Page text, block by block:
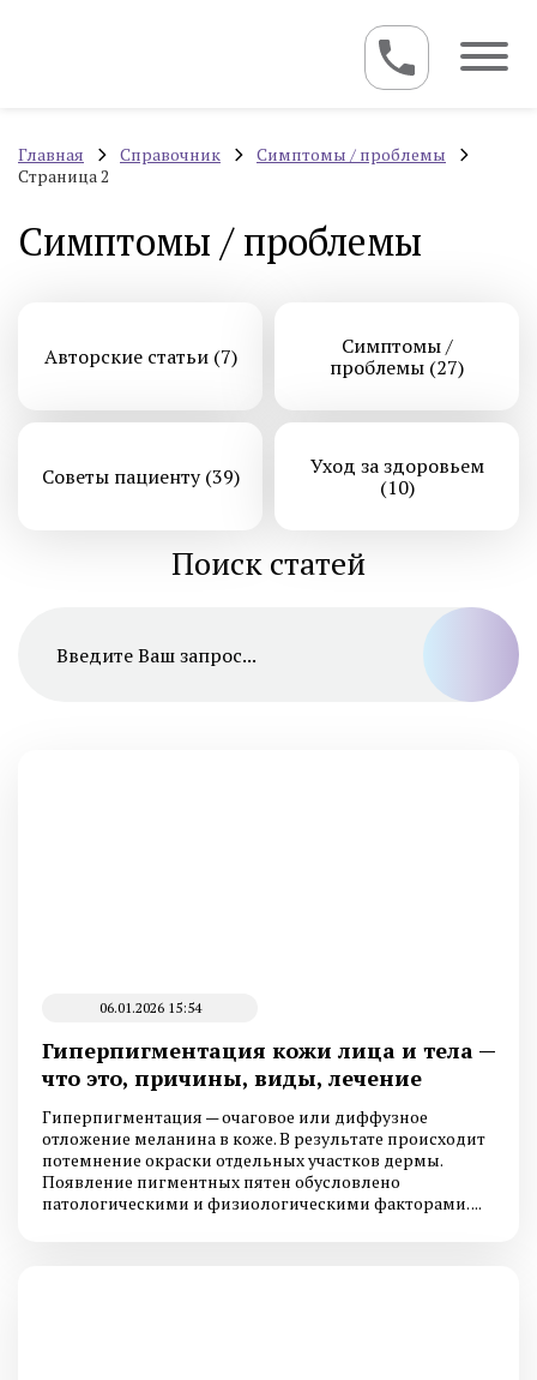
Главная Справочник
Симптомы / проблемы
Страница 2
Симптомы / проблемы
Авторские статьи (7)
Симптомы /
проблемы (27)
Советы пациенту (39)
Уход за здоровьем
(10)
Поиск статей
06.01.2026 15:54
Гиперпигментация кожи лица и тела —
что это, причины, виды, лечение
Гиперпигментация — очаговое или диффузное
отложение меланина в коже. В результате происходит
потемнение окраски отдельных участков дермы.
Появление пигментных пятен обусловлено
патологическими и физиологическими факторами. ...